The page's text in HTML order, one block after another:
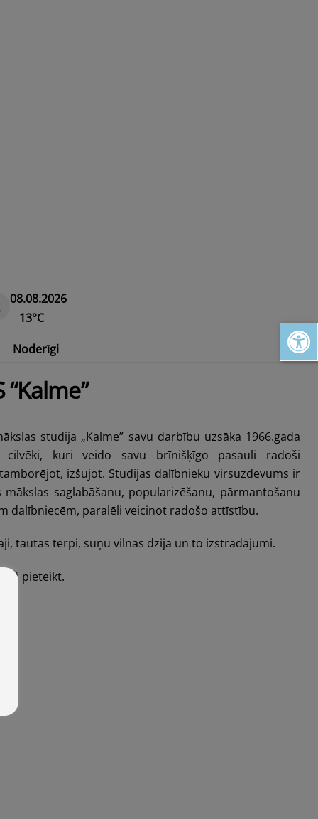
Open toolbar
08.08.2026
13°C
Noderīgi
studija „Kalme” savu darbību uzsāka 1966.gada
cilvēki, kuri veido savu brīnišķīgo pasauli radoši
izšujot. Studijas dalībnieku virsuzdevums ir
saglabāšanu, popularizēšanu, pārmantošanu
dalībniecēm, paralēli veicinot radošo attīstību.
tautas tērpi, suņu vilnas dzija un to izstrādājumi.
pieteikt.